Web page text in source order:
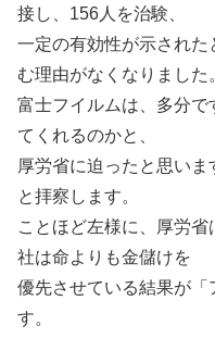
接し、156人を治験、
一定の有効性が示され
む理由がなくなりました
富士フイルムは、多分で
てくれるのかと、
厚労省に迫ったと思い
と拝察します。
ことほど左様に、厚労
社は命よりも金儲けを
優先させている結果が
す。